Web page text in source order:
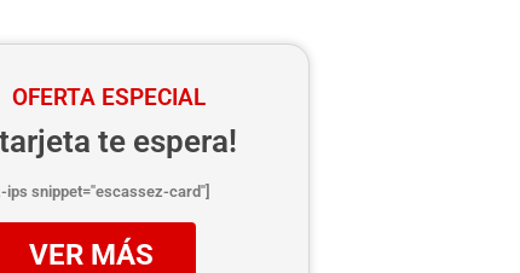
OFERTA ESPECIAL
tarjeta te espera!
ips snippet="escassez-card"]
VER MÁS